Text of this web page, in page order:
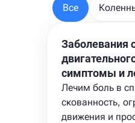
Все
Заболевания
cимптомы и
Лечим боль в
скованность,
движения и